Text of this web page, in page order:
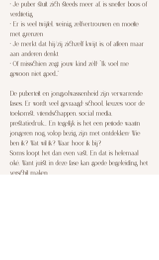
• Je puber sluit zich steeds meer af, is sneller boos of
verdrietig
• Er is veel twijfel, weinig zelfvertrouwen en moeite
met grenzen
• Je merkt dat hij/zij zichzelf kwijt is, of alleen maar
aan anderen denkt
• Of misschien zegt jouw kind zélf: “Ik voel me
gewoon niet goed…”
De puberteit en jongvolwassenheid zijn verwarrende
fases. Er wordt veel gevraagd: school, keuzes voor de
toekomst, vriendschappen, social media,
prestatiedruk... En tegelijk is het een periode waarin
jongeren nog volop bezig zijn met ontdekken: Wie
ben ik? Wat wil ik? Waar hoor ik bij?
Soms loopt het dan even vast. En dat is helemaal
oké. Want juist in deze fase kan goede begeleiding het